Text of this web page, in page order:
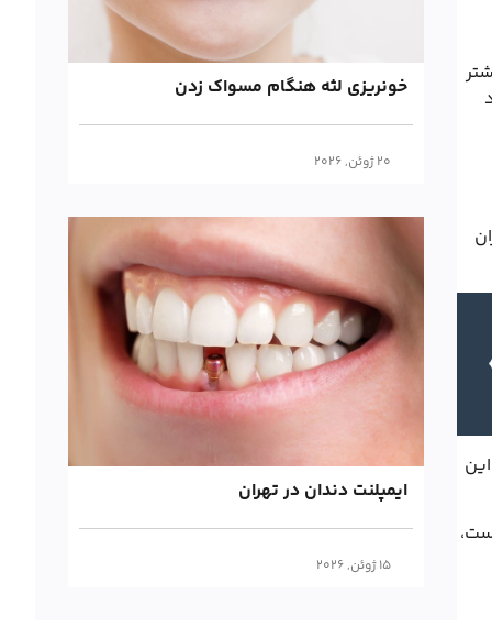
خونریزی لثه هنگام مسواک زدن
20 ژوئن, 2026
ایمپلنت دندان در تهران
15 ژوئن, 2026